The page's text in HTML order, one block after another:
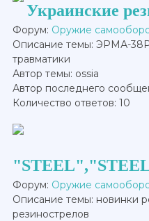
Украинские
Форум: Оружие
Описание темы: ЭРМА-
травматики
Автор темы: ossia
Автор последнего
Количество ответов: 10
Форум: Оружие
Описание темы: новинки
резинострелов